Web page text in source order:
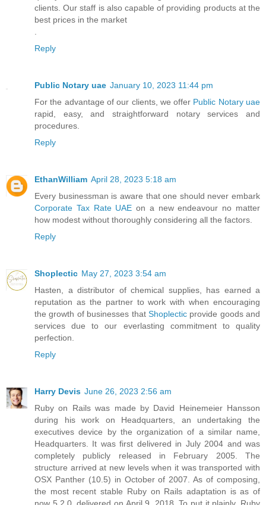
clients. Our staff is also capable of providing products at the
best prices in the market
.
Reply
Public Notary uae January 10, 2023 11:44 pm
For the advantage of our clients, we offer Public Notary uae
rapid, easy, and straightforward notary services and
procedures.
Reply
EthanWilliam April 28, 2023 5:18 am
Every businessman is aware that one should never embark
Corporate Tax Rate UAE on a new endeavour no matter
how modest without thoroughly considering all the factors.
Reply
Shoplectic May 27, 2023 3:54 am
Hasten, a distributor of chemical supplies, has earned a
reputation as the partner to work with when encouraging
the growth of businesses that Shoplecticprovide goods and
services due to our everlasting commitment to quality
perfection.
Reply
Harry Devis June 26, 2023 2:56 am
Ruby on Rails was made by David Heinemeier Hansson
during his work on Headquarters, an undertaking the
executives device by the organization of a similar name,
Headquarters. It was first delivered in July 2004 and was
completely publicly released in February 2005. The
structure arrived at new levels when it was transported with
OSX Panther (10.5) in October of 2007. As of composing,
the most recent stable Ruby on Rails adaptation is as of